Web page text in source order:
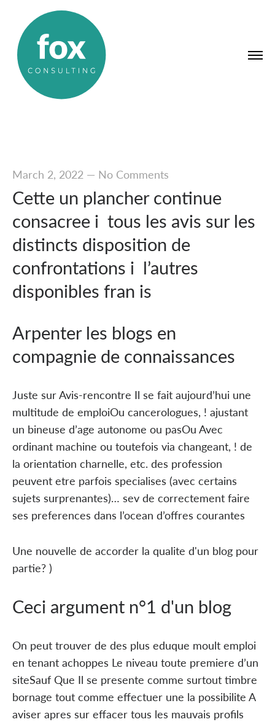
March 2, 2022— No Comments
Cette un plancher continue
consacree i tous les avis sur les
distincts disposition de
confrontations i l’autres
disponibles fran is
Arpenter les blogs en
compagnie de connaissances
Juste sur Avis-rencontre Il se fait aujourd’hui une
multitude de emploiOu cancerologues, ! ajustant
un bineuse d’age autonome ou pasOu Avec
ordinant machine ou toutefois via changeant, ! de
la orientation charnelle, etc. des profession
peuvent etre parfois specialises (avec certains
sujets surprenantes)… sev de correctement faire
ses preferences dans l’ocean d’offres courantes
Une nouvelle de accorder la qualite d'un blog pour
partie? )
Ceci argument n°1 d'un blog
On peut trouver de des plus eduque moult emploi
en tenant achoppes Le niveau toute premiere d’un
siteSauf Que Il se presente comme surtout timbre
bornage tout comme effectuer une la possibilite A
aviser apres sur effacer tous les mauvais profils